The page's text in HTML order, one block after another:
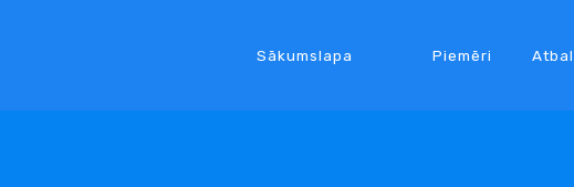
Sākumslapa Piemēri